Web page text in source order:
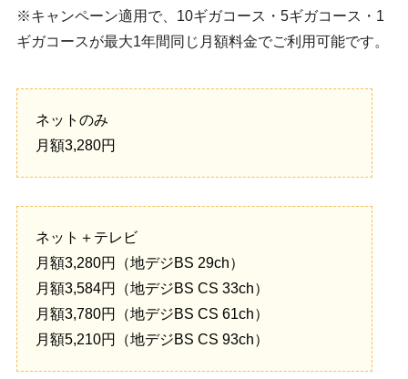
※キャンペーン適用で、10ギガコース・5ギガコース・1
ギガコースが最大1年間同じ月額料金でご利用可能です。
ネットのみ
月額3,280円
ネット＋テレビ
月額3,280円（地デジBS 29ch）
月額3,584円（地デジBS CS 33ch）
月額3,780円（地デジBS CS 61ch）
月額5,210円（地デジBS CS 93ch）